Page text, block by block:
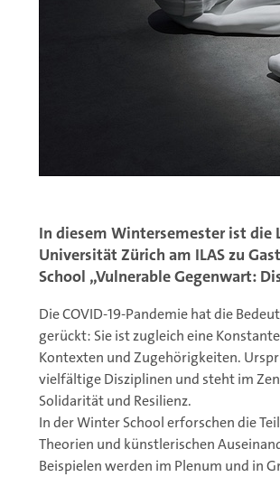
In diesem Wintersemester ist die
Universität Zürich am ILAS zu
School „Vulnerable Gegenwart:
Die COVID-19-Pandemie hat die
gerückt: Sie ist zugleich eine
Kontexten und Zugehörigkeiten.
vielfältige Disziplinen und steht im
Solidarität und Resilienz.
In der Winter School erforschen die
Theorien und künstlerischen
Beispielen werden im Plenum und in